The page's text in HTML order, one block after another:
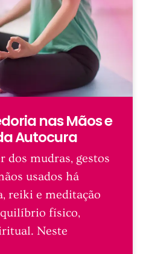
nas Mãos e
Autocura
dos mudras, gestos
usados há
reiki e meditação
físico,
Neste